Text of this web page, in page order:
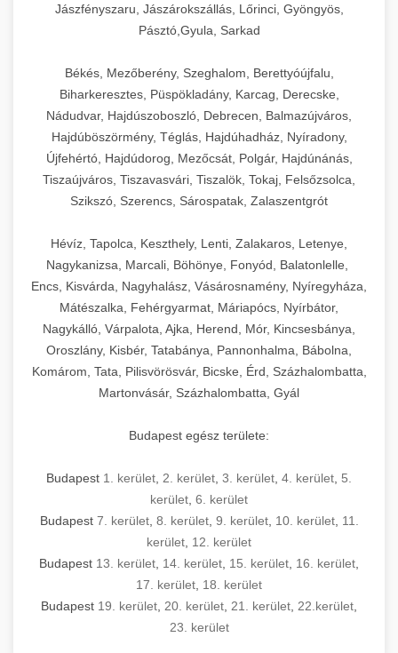
chef-iparikonyhagepek.hu
kereskedelmi konyhai megoldások
Jászfényszaru, Jászárokszállás, Lőrinci, Gyöngyös,
Pásztó,Gyula, Sarkad
Békés, Mezőberény, Szeghalom, Berettyóújfalu,
Biharkeresztes, Püspökladány, Karcag, Derecske,
Nádudvar, Hajdúszoboszló, Debrecen, Balmazújváros,
Hajdúböszörmény, Téglás, Hajdúhadház, Nyíradony,
Újfehértó, Hajdúdorog, Mezőcsát, Polgár, Hajdúnánás,
Tiszaújváros, Tiszavasvári, Tiszalök, Tokaj, Felsőzsolca,
Szikszó, Szerencs, Sárospatak, Zalaszentgrót
Hévíz, Tapolca, Keszthely, Lenti, Zalakaros, Letenye,
Nagykanizsa, Marcali, Böhönye, Fonyód, Balatonlelle,
Encs, Kisvárda, Nagyhalász, Vásárosnamény, Nyíregyháza,
Mátészalka, Fehérgyarmat, Máriapócs, Nyírbátor,
Nagykálló, Várpalota, Ajka, Herend, Mór, Kincsesbánya,
Oroszlány, Kisbér, Tatabánya, Pannonhalma, Bábolna,
Komárom, Tata, Pilisvörösvár, Bicske, Érd, Százhalombatta,
Martonvásár, Százhalombatta, Gyál
Budapest egész területe:
Budapest 1. kerület 2. kerület 3. kerület 4. kerület 5.
kerület 6. kerület
Budapest 7. kerület, 8. kerület, 9. kerület, 10. kerület, 11.
kerület 12. kerület
Budapest 13. kerület 14. kerület 15. kerület 16. kerület
17. kerület 18. kerület
Budapest 19. kerület 20. kerület 21. kerület 22.kerület
23. kerület